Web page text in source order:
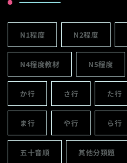
N1程度 N2程度
N4程度教材 N5程度
か行 さ行 た行
ま行 や行 ら行
五十音順 其他分類題